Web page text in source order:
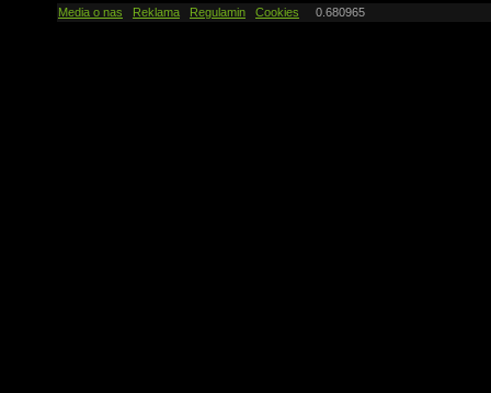
Media o nas Reklama Regulamin Cookies 0.680965